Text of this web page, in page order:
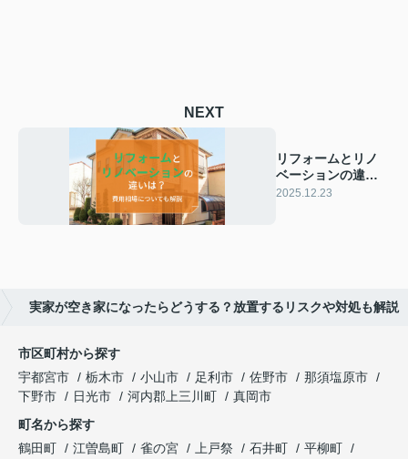
NEXT
リフォームとリノ
ベーションの違い
は？費用相場につ
2025.12.23
実家が空き家になったらどうする？放置するリスクや対処も解説
市区町村から探す
宇都宮市
栃木市 小山市 足利市 佐野市
那須塩原市
下野市
日光市 河内郡上三川町
真岡市
町名から探す
鶴田町
江曽島町 雀の宮 上戸祭 石井町
平柳町